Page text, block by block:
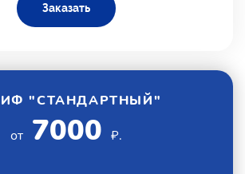
Заказать
"СТАНДАРТНЫЙ"
от 7000 ₽.